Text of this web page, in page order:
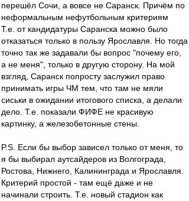
перешёл Сочи, а вовсе не Саранск. Причём по
неформальным нефутбольным критериям
Т.е. от кандидатуры Саранска можно было
отказаться только в пользу Ярославля. Но тогда
точно так же задавали бы вопрос "почему его,
а не меня", только в другую сторону. На мой
взгляд, Саранск попросту заслужил право
принимать игры ЧМ тем, что там не мяли
сиськи в ожидании итогового списка, а делали
дело. Т.е. показали ФИФЕ не красивую
картинку, а железобетонные стены.
P.S. Если бы выбор зависел только от меня, то
я бы выбирал аутсайдеров из Волгограда,
Ростова, Нижнего, Калининграда и Ярославля.
Критерий простой - там ещё даже и не
начинали строить. Т.е. новый стадион как